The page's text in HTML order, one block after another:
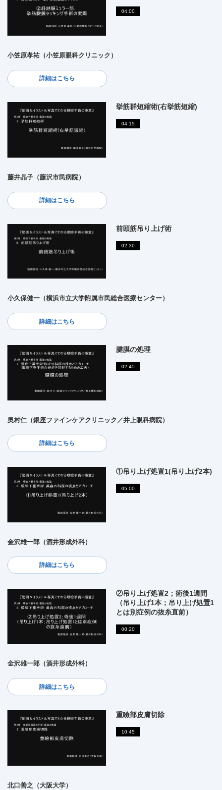
04:00
小笠原孝祐（小笠原眼科クリニック）
詳細はこちら
挙筋群短縮術(右挙筋短縮)
04:15
藤井晶子（藤沢市民病院）
詳細はこちら
前頭筋吊り上げ術
02:30
小久保健一（横浜市立大学附属市民総合医療センター）
詳細はこちら
腱膜の処理
02:45
奥村仁（銀座ファインケアクリニック／井上眼科病院）
詳細はこちら
①吊り上げ処置1(吊り上げ2本)
05:00
金沢雄一郎（酒井形成外科）
詳細はこちら
②吊り上げ処置2；術後1週間
（吊り上げ1本；吊り上げ処置1
とは別症例の抜糸直前）
00:20
金沢雄一郎（酒井形成外科）
詳細はこちら
重瞼部皮膚切除
10:45
北口善之（大阪大学）